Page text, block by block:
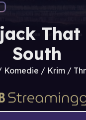
That
South
Komedie / Krim /